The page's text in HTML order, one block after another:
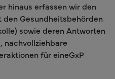
hinaus erfassen wir den
Gesundheitsbehörden
sowie deren Antworten
nachvollziehbare
für eineGxP